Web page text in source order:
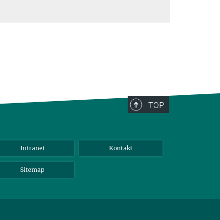
TOP
Intranet Kontakt
Sitemap